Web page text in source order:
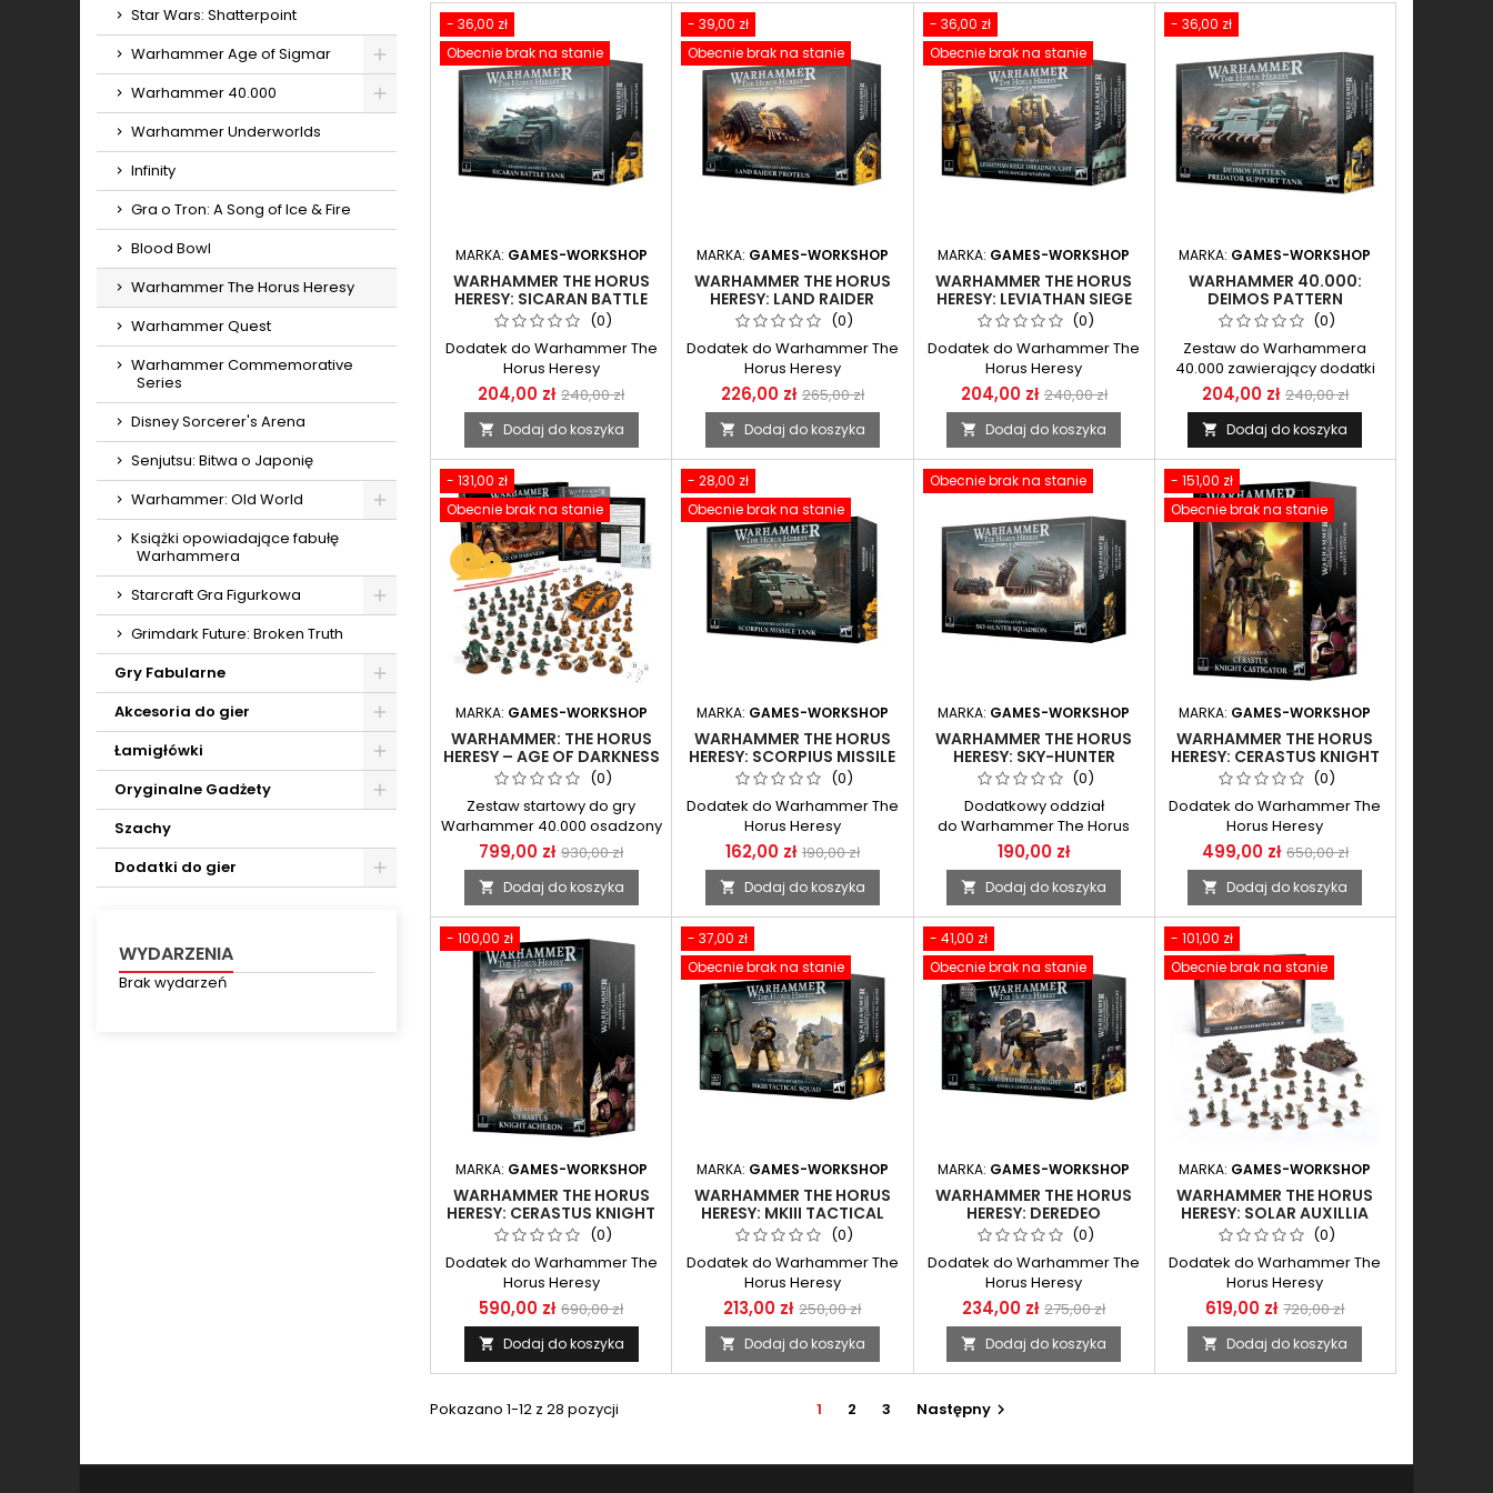
Star Wars: Shatterpoint
Warhammer Age of Sigmar
Toggle
Warhammer 40.000
Toggle
Warhammer Underworlds
Infinity
Gra o Tron: A Song of Ice & Fire
Blood Bowl
Warhammer The Horus Heresy
Warhammer Quest
Warhammer Commemorative
Series
Disney Sorcerer's Arena
Senjutsu: Bitwa o Japonię
Warhammer: Old World
Toggle
Książki opowiadające fabułę
Warhammera
Starcraft Gra Figurkowa
Toggle
Grimdark Future: Broken Truth
Gry Fabularne
Akcesoria do gier
Toggle
Łamigłówki
Oryginalne Gadżety
Toggle
Szachy
Dodatki do gier
Toggle
WYDARZENIA
Brak wydarzeń
- 36,00 zł
Obecnie brak na stanie
MARKA: GAMES-WORKSHOP
WARHAMMER THE HORUS
HERESY: SICARAN BATTLE
TANK
(0)
Dodatek do Warhammer The
Horus Heresy
204,00 zł 240,00 zł
 Dodaj do koszyka
- 39,00 zł
Obecnie brak na stanie
MARKA: GAMES-WORKSHOP
WARHAMMER THE HORUS
HERESY: LAND RAIDER
PROTEUS (0)
Dodatek do Warhammer The
Horus Heresy
226,00 zł 265,00 zł
 Dodaj do koszyka
- 36,00 zł
Obecnie brak na stanie
MARKA: GAMES-WORKSHOP
WARHAMMER THE HORUS
HERESY: LEVIATHAN SIEGE
DREADNOUGHT WITH
RANGED WEAPONS
(0)
Dodatek do Warhammer The
Horus Heresy
204,00 zł 240,00 zł
 Dodaj do koszyka
- 36,00 zł
MARKA: GAMES-WORKSHOP
WARHAMMER 40.000:
DEIMOS PATTERN
PREDATOR SUPPORT TANK
(0)
Zestaw do Warhammera
40.000 zawierający dodatki
przeznaczone dla frakcji
Votann
204,00 zł 240,00 zł
 Dodaj do koszyka
- 131,00 zł
Obecnie brak na stanie
MARKA: GAMES-WORKSHOP
WARHAMMER: THE HORUS
HERESY – AGE OF DARKNESS
(0)
Zestaw startowy do gry
Warhammer 40.000 osadzony
w czasie Herezji Horusa
799,00 zł 930,00 zł
 Dodaj do koszyka
- 28,00 zł
Obecnie brak na stanie
MARKA: GAMES-WORKSHOP
WARHAMMER THE HORUS
HERESY: SCORPIUS MISSILE
TANK
(0)
Dodatek do Warhammer The
Horus Heresy
162,00 zł 190,00 zł
 Dodaj do koszyka
Obecnie brak na stanie
MARKA: GAMES-WORKSHOP
WARHAMMER THE HORUS
HERESY: SKY-HUNTER
SQUADRON(0)
Dodatkowy oddział
do Warhammer The Horus
Heresy
190,00 zł
 Dodaj do koszyka
- 151,00 zł
Obecnie brak na stanie
MARKA: GAMES-WORKSHOP
WARHAMMER THE HORUS
HERESY: CERASTUS KNIGHT
CASTIGATOR
(0)
Dodatek do Warhammer The
Horus Heresy
499,00 zł 650,00 zł
 Dodaj do koszyka
- 100,00 zł
MARKA: GAMES-WORKSHOP
WARHAMMER THE HORUS
HERESY: CERASTUS KNIGHT
ACHERON (0)
Dodatek do Warhammer The
Horus Heresy
590,00 zł 690,00 zł
 Dodaj do koszyka
- 37,00 zł
Obecnie brak na stanie
MARKA: GAMES-WORKSHOP
WARHAMMER THE HORUS
HERESY: MKIII TACTICAL
SQUAD (0)
Dodatek do Warhammer The
Horus Heresy
213,00 zł 250,00 zł
 Dodaj do koszyka
- 41,00 zł
Obecnie brak na stanie
MARKA: GAMES-WORKSHOP
WARHAMMER THE HORUS
HERESY: DEREDEO
DREADNOUGHT - ANVILUS
CONFIGURATION
(0)
Dodatek do Warhammer The
Horus Heresy
234,00 zł 275,00 zł
 Dodaj do koszyka
- 101,00 zł
Obecnie brak na stanie
MARKA: GAMES-WORKSHOP
WARHAMMER THE HORUS
HERESY: SOLAR AUXILLIA
BATTLE GROUP
(0)
Dodatek do Warhammer The
Horus Heresy
619,00 zł 720,00 zł
 Dodaj do koszyka
Pokazano 1-12 z 28 pozycji 1 2 3 Następny